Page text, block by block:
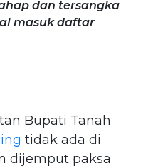
dan tersangka
masuk daftar
Bupati Tanah
tidak ada di
dijemput paksa